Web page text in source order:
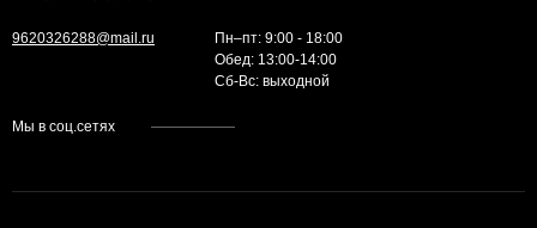
9620326288@mail.ru
Пн–пт: 9:00 - 18:00
Обед: 13:00-14:00
Cб-Вс: выходной
Мы в соц.сетях